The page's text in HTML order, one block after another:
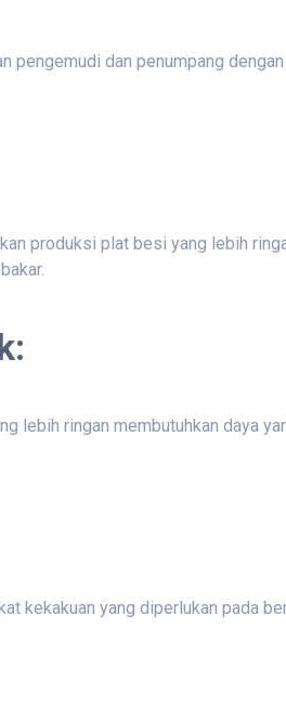
pengemudi dan penumpang
produksi plat besi yang lebih
lebih ringan membutuhkan daya
kekakuan yang diperlukan pada